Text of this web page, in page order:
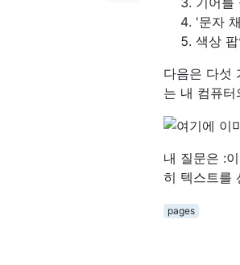
'문자
색상
다음은 다섯
는 내 컴퓨
내 질문은 :
히 텍스트를
pages